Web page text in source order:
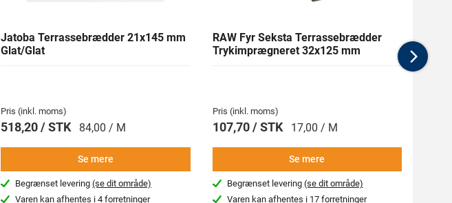
Jatoba Terrassebrædder 21x145 mm
Glat/Glat
Pris (inkl. moms)
518,20 / STK 84,00 / M
Se mere
Begrænset levering(se dit område)
Varen kan afhentes i4 forretninger
RAW Fyr Seksta Terrassebrædder
Trykimprægneret 32x125 mm
Pris (inkl. moms)
107,70 / STK 17,00 / M
Se mere
Begrænset levering (se dit område)
Varen kan afhentes i 17 forretninger
mm